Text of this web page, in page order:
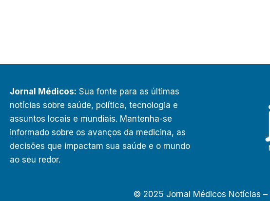
Jornal Médicos: Sua fonte para as últimas
notícias sobre saúde, política, tecnologia e
assuntos locais e mundiais. Mantenha-se
informado sobre os avanços da medicina, as
decisões que impactam sua saúde e o mundo
ao seu redor.
© 2025 Jornal Médicos Notícias –